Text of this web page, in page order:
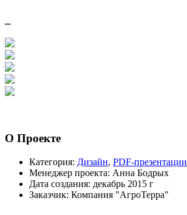
О Проекте
Категория: Дизайн, PDF-презентации
Менеджер проекта: Анна Бодрых
Дата создания: декабрь 2015 г
Заказчик: Компания "АгроТерра"